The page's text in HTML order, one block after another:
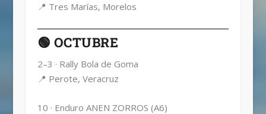
📍 Tres Marías, Morelos
🟢 OCTUBRE
2–3 · Rally Bola de Goma
📍 Perote, Veracruz
10 · Enduro ANEN ZORROS (A6)